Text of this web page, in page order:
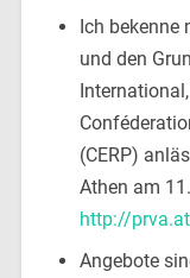
Ich bekenne
und den
(CERP)
Athen am
http://
Angebote